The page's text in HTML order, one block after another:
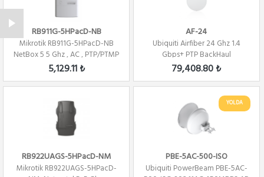
RB911G-5HPacD-NB
Mikrotik RB911G-5HPacD-NB
NetBox 5 5 Ghz , AC , PTP/PTMP
,L4
5,129.11 ₺
AF-24
Ubiquiti Airfiber 24 Ghz 1.4
Gbps+ PTP BackHaul
79,408.80 ₺
RB922UAGS-5HPacD-NM
Mikrotik RB922UAGS-5HPacD-
YOLDA
PBE-5AC-500-ISO
Ubiquiti PowerBeam PBE-5AC-